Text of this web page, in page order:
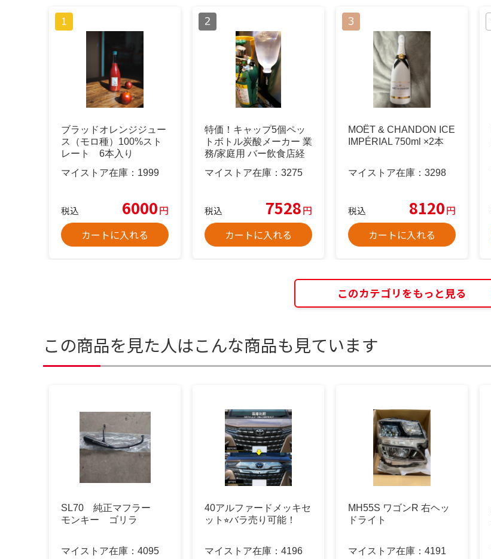
ブラッドオレンジジュー
ス（モロ種）100%スト
レート 6本入り
マイストア在庫： 1999
税込 6000円
カートに入れる
特価！キャップ5個ペッ
トボトル炭酸メーカー 業
務/家庭用 バー飲食店経
マイストア在庫： 3275
税込 7528円
カートに入れる
MOËT & CHANDON ICE
IMPÉRIAL 750ml ×2本
マイストア在庫： 3298
税込 8120円
カートに入れる
このカテゴリをもっと見る
この商品を見た人はこんな商品も見ています
SL70 純正マフラー
モンキー ゴリラ
マイストア在庫： 4095
40アルファードメッキセ
ット⭐︎バラ売り可能！
マイストア在庫： 4196
MH55S ワゴンR 右ヘッ
ドライト
マイストア在庫： 4191